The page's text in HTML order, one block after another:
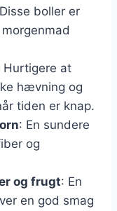
boller er
Hurtigere at
hævning og
tiden er knap.
: En sundere
og
og frugt: En
en god smag